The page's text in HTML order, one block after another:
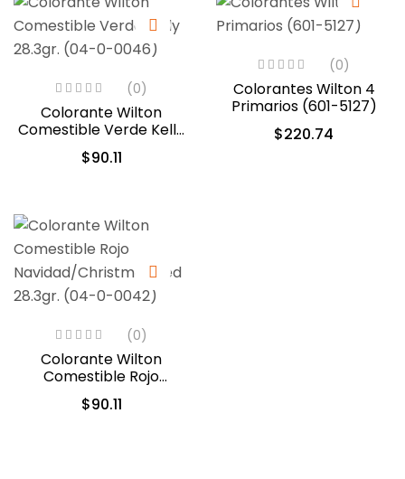
(0)
Colorante Wilton
Comestible Verde Kelly
28.3gr. (04-0-0046)
$90.11
(0)
Colorantes Wilton 4
Primarios (601-5127)
$220.74
(0)
Colorante Wilton
Comestible Rojo
Navidad/Christmas Red
28.3gr. (04-0-0042)
$90.11